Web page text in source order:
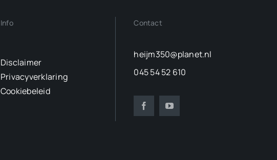
Info
Disclaimer
Privacyverklaring
Cookiebeleid
Contact
heijm350@planet.nl
045 54 52 610